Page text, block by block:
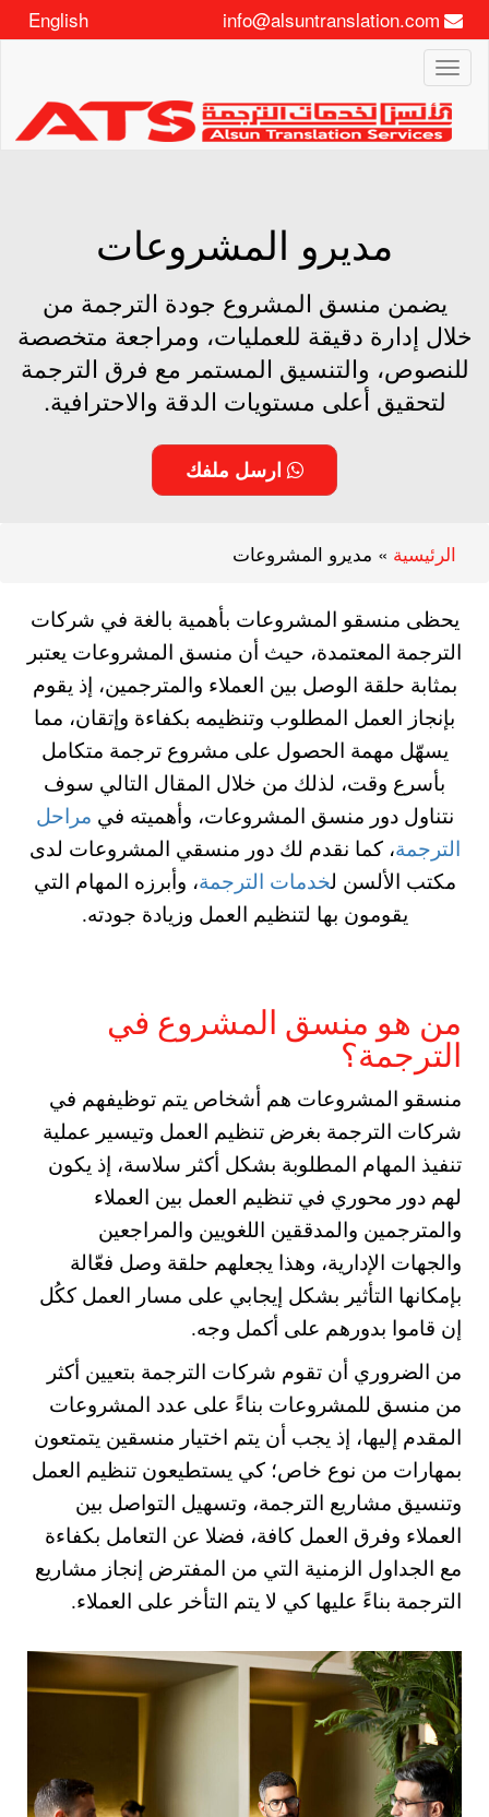
English info@alsuntranslation.com
Toggle
navigation
مديرو المشروعات
يضمن منسق المشروع جودة الترجمة من
خلال إدارة دقيقة للعمليات، ومراجعة متخصصة
للنصوص، والتنسيق المستمر مع فرق الترجمة
لتحقيق أعلى مستويات الدقة والاحترافية.
ارسل ملفك
الرئيسية » مديرو المشروعات
يحظى منسقو المشروعات بأهمية بالغة في شركات
الترجمة المعتمدة، حيث أن منسق المشروعات يعتبر
بمثابة حلقة الوصل بين العملاء والمترجمين، إذ يقوم
بإنجاز العمل المطلوب وتنظيمه بكفاءة وإتقان، مما
يسهّل مهمة الحصول على مشروع ترجمة متكامل
بأسرع وقت، لذلك من خلال المقال التالي سوف
نتناول دور منسق المشروعات، وأهميته في مراحل
الترجمة، كما نقدم لك دور منسقي المشروعات لدى
مكتب الألسن لخدمات الترجمة، وأبرزه المهام التي
يقومون بها لتنظيم العمل وزيادة جودته.
من هو منسق المشروع في
الترجمة؟
منسقو المشروعات هم أشخاص يتم توظيفهم في
شركات الترجمة بغرض تنظيم العمل وتيسير عملية
تنفيذ المهام المطلوبة بشكل أكثر سلاسة، إذ يكون
لهم دور محوري في تنظيم العمل بين العملاء
والمترجمين والمدققين اللغويين والمراجعين
والجهات الإدارية، وهذا يجعلهم حلقة وصل فعّالة
بإمكانها التأثير بشكل إيجابي على مسار العمل ككُل
إن قاموا بدورهم على أكمل وجه.
من الضروري أن تقوم شركات الترجمة بتعيين أكثر
من منسق للمشروعات بناءً على عدد المشروعات
المقدم إليها، إذ يجب أن يتم اختيار منسقين يتمتعون
بمهارات من نوع خاص؛ كي يستطيعون تنظيم العمل
وتنسيق مشاريع الترجمة، وتسهيل التواصل بين
العملاء وفرق العمل كافة، فضلا عن التعامل بكفاءة
مع الجداول الزمنية التي من المفترض إنجاز مشاريع
الترجمة بناءً عليها كي لا يتم التأخر على العملاء.